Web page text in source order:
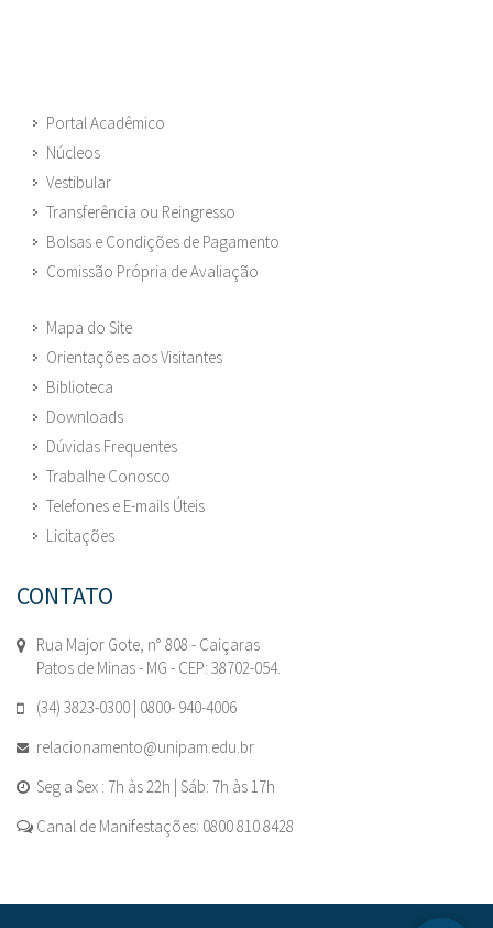
Portal Acadêmico
Núcleos
Vestibular
Transferência ou Reingresso
Bolsas e Condições de Pagamento
Comissão Própria de Avaliação
Mapa do Site
Orientações aos Visitantes
Biblioteca
Downloads
Dúvidas Frequentes
Trabalhe Conosco
Telefones e E-mails Úteis
Licitações
CONTATO
Rua Major Gote, n° 808 - Caiçaras
Patos de Minas - MG - CEP: 38702-054.
(34) 3823-0300 | 0800- 940-4006
relacionamento@unipam.edu.br
Seg a Sex : 7h às 22h | Sáb: 7h às 17h
Canal de Manifestações: 0800 810 8428